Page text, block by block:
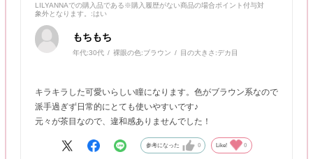
LILYANNAでの購入品である※購入履歴がない商品の場合ポイント付与対
象外となります。
:はい
もちもち
年代:30代 裸眼の色:ブラウン 目の大きさ:デカ目
キラキラした可愛いらしい瞳になります。色がブラウン系なので
派手過ぎず日常的にとても使いやすいです♪
元々が茶目なので、違和感ありませんでした！
参考になった 0 Like! 0